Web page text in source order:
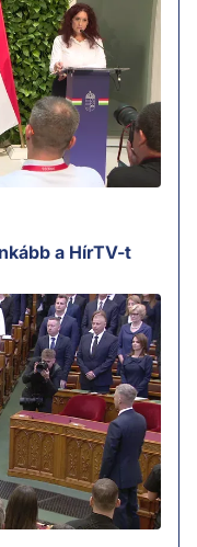
a HírTV-t